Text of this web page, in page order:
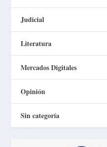
Judicial
Literatura
Mercados Digitales
Opinión
Sin categoría